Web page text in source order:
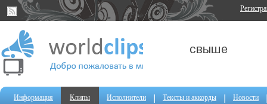
Информация Клипы Исполнители Тексты и аккорды Новости